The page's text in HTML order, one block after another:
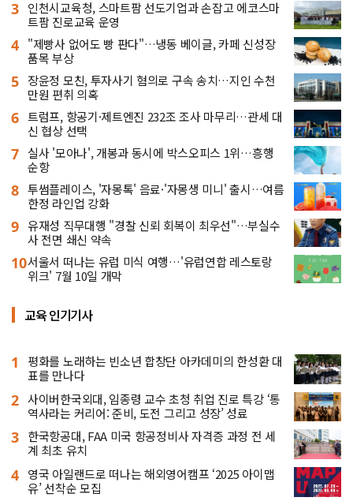
3 인천시교육청, 스마트팜 선도기업과 손잡고 에코스마
트팜 진로교육 운영
4 "제빵사 없어도 빵 판다"…냉동 베이글, 카페 신성장
품목 부상
5 장윤정 모친, 투자사기 혐의로 구속 송치…지인 수천
만원 편취 의혹
6 트럼프, 항공기·제트엔진 232조 조사 마무리…관세 대
신 협상 선택
7 실사 '모아나', 개봉과 동시에 박스오피스 1위…흥행
순항
8 투썸플레이스, '자몽톡' 음료·'자몽생 미니' 출시…여름
한정 라인업 강화
9 유재성 직무대행 "경찰 신뢰 회복이 최우선"…부실수
사 전면 쇄신 약속
10서울서 떠나는 유럽 미식 여행…'유럽연합 레스토랑
위크' 7월 10일 개막
교육 인기기사
1
평화를 노래하는 빈소년 합창단 아카데미의 한성환 대
표를 만나다
2 사이버한국외대, 임종령 교수 초청 취업 진로 특강 ‘통
역사라는 커리어: 준비, 도전 그리고 성장’ 성료
3 한국항공대, FAA 미국 항공정비사 자격증 과정 전 세
계 최초 유치
4 영국 아일랜드로 떠나는 해외영어캠프 ‘2025 아이맵
유’ 선착순 모집